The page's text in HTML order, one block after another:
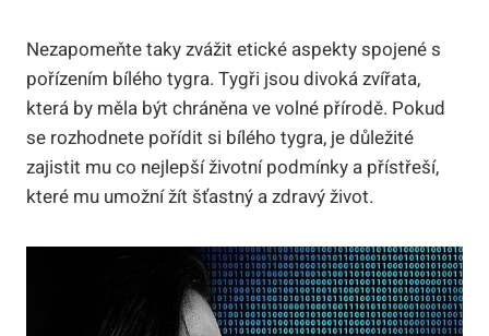
Nezapomeňte taky zvážit etické aspekty spojené s⁤
pořízením bílého tygra. Tygři jsou divoká zvířata,
která ⁤by měla být chráněna ​ve volné přírodě. Pokud
se rozhodnete pořídit si bílého ​tygra, je ⁤důležité
zajistit mu co nejlepší životní podmínky a přístřeší,
které mu umožní žít šťastný a zdravý život.